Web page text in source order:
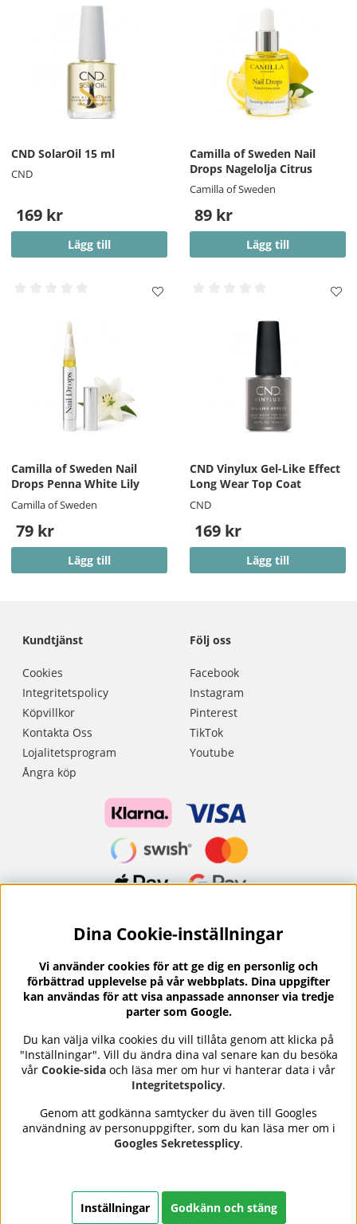
CND SolarOil 15 ml
CND
169 kr
Lägg till
Camilla of Sweden Nail
Drops Nagelolja Citrus
Camilla of Sweden
89 kr
Lägg till
Camilla of Sweden Nail
Drops Penna White Lily
Camilla of Sweden
79 kr
Lägg till
CND Vinylux Gel-Like Effect
Long Wear Top Coat
CND
169 kr
Lägg till
Kundtjänst
Cookies
Integritetspolicy
Köpvillkor
Kontakta Oss
Lojalitetsprogram
Ångra köp
Följ oss
Facebook
Instagram
Pinterest
TikTok
Youtube
Nyhetsbrev?
I vårt nyhetsbrev får du ta del av nyheter och
erbjudanden.
Se våra omdömen på⭐ Trustpilot
Nails Body and Beautyerbjuder professionell hudvård,
nagellack och makeup från ledande varumärken som OPI,
kvalitet, omtanke och resultat – med snabb och trygg
leverans, säkra betalningar och ett sortiment som speglar
Dina Cookie-inställningar
Vi använder cookies för att ge dig en personlig och
förbättrad upplevelse på vår webbplats. Dina uppgifter
kan användas för att visa anpassade annonser via tredje
parter som Google.
Du kan välja vilka cookies du vill tillåta genom att klicka på
"Inställningar". Vill du ändra dina val senare kan du besöka
vår Cookie-sida och läsa mer om hur vi hanterar data i vår
Integritetspolicy.
Genom att godkänna samtycker du även till Googles
användning av personuppgifter, som du kan läsa mer om i
Googles Sekretessplicy.
Inställningar Godkänn och stäng